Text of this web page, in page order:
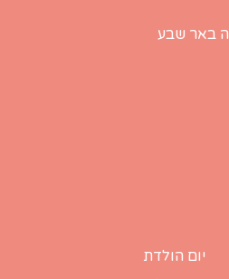
יום הולדת